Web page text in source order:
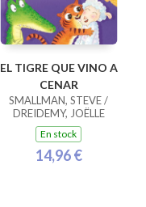
EL TIGRE QUE VINO A
CENAR
SMALLMAN, STEVE /
DREIDEMY, JOËLLE
En stock
14,96 €